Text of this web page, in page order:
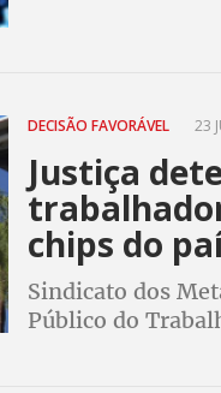
DECISÃO FAVORÁVEL 23
Justiça
chips do
Sindicato dos
Público do